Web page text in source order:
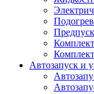
Автозапуск и